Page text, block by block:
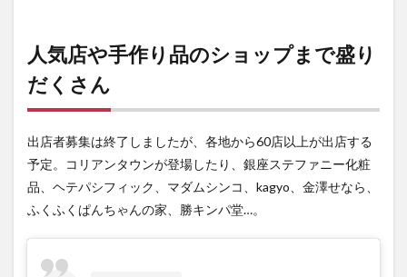
人気店や手作り品のショップまで盛り
だくさん
出店者募集は終了しましたが、各地から60店以上が出店する
予定。コリアンタウンが登場したり、銀座ステファニー化粧
品、ヘテパシフィック、マダムシンコ、kagyo、金澤せなら、
ふくふくぱんちゃんの家、勝キンパ堂…。